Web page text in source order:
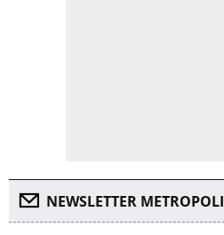
NEWSLETTER METROPOLI